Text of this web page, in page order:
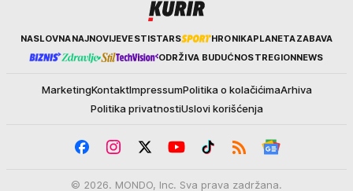
KurirNASLOVNANAJNOVIJEVESTISTARS HRONIKAPLANETAZABAVA
ODRŽIVA BUDUĆNOSTREGIONNEWS
MarketingKontaktImpressumPolitika o kolačićimaArhiva
Politika privatnostiUslovi korišćenja
© 2026. MONDO, Inc. Sva prava zadržana.